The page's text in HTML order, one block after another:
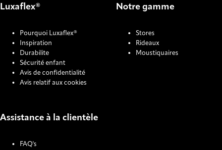
Luxaflex®
Pourquoi Luxaflex®
Inspiration
Durabilite
Sécurité enfant
Avis de confidentialité
Avis relatif aux cookies
Notre gamme
Stores
Rideaux
Moustiquaires
Assistance à la clientèle
FAQ's